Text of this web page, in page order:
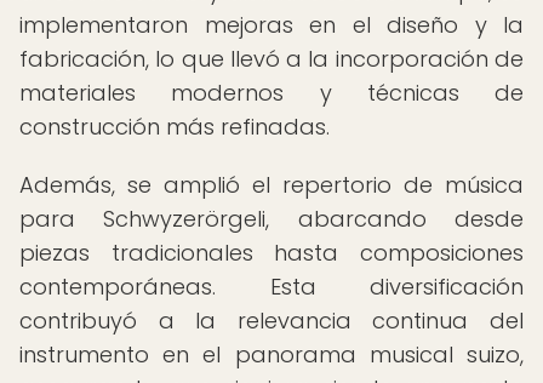
implementaron mejoras en el diseño y la
fabricación, lo que llevó a la incorporación de
materiales modernos y técnicas de
construcción más refinadas.
Además, se amplió el repertorio de música
para Schwyzerörgeli, abarcando desde
piezas tradicionales hasta composiciones
contemporáneas. Esta diversificación
contribuyó a la relevancia continua del
instrumento en el panorama musical suizo,